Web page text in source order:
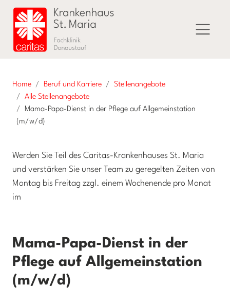
Home Beruf und Karriere
Stellenangebote
Alle Stellenangebote
Mama-Papa-Dienst in der Pflege auf Allgemeinstation
(m/w/d)
Werden Sie Teil des Caritas-Krankenhauses St. Maria
und verstärken Sie unser Team zu geregelten Zeiten von
Montag bis Freitag zzgl. einem Wochenende pro Monat
im
Mama-Papa-Dienst in der
Pflege auf Allgemeinstation
(m/w/d)